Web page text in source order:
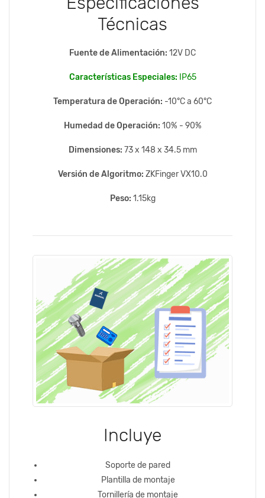
Técnicas
Fuente de Alimentación: 12V DC
Características Especiales: IP65
Temperatura de Operación: -10°C a 60°C
Humedad de Operación: 10% - 90%
Dimensiones: 73 x 148 x 34.5 mm
Versión de Algoritmo: ZKFinger VX10.0
Peso: 1.15kg
Incluye
Soporte de pared
Plantilla de montaje
Tornillería de montaje